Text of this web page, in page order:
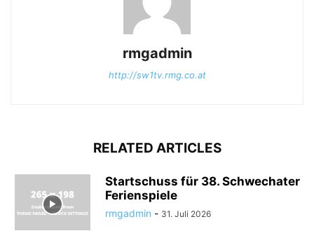
rmgadmin
http://sw1tv.rmg.co.at
RELATED ARTICLES
Startschuss für 38. Schwechater
Ferienspiele
rmgadmin - 31. Juli 2026